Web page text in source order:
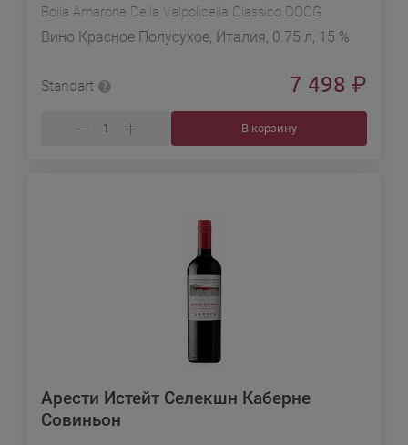
Bolla Amarone Della Valpolicella Classico DOCG
Вино Красное Полусухое, Италия, 0.75 л, 15 %
Standart 7 498 ₽
В корзину
Арести Истейт Селекшн Каберне
Совиньон